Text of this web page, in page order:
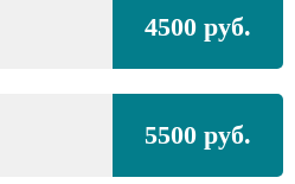
4500 руб.
5500 руб.